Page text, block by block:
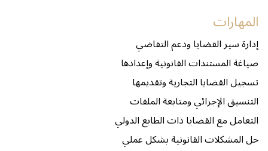
المهارات
إدارة سير القضايا ودعم التقاضي
صياغة المستندات القانونية وإعدادها
تسجيل القضايا التجارية وتقديمها
التنسيق الإجرائي ومتابعة الملفات
التعامل مع القضايا ذات الطابع الدولي
حل المشكلات القانونية بشكل عملي